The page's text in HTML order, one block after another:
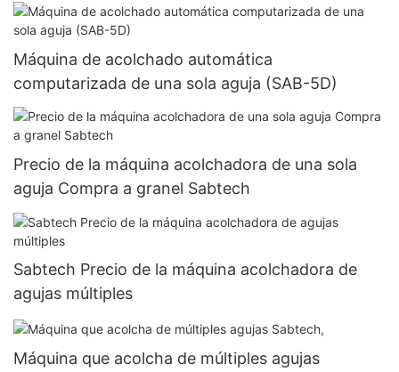
Máquina de acolchado automática
computarizada de una sola aguja (SAB-5D)
Precio de la máquina acolchadora de una sola
aguja Compra a granel Sabtech
Sabtech Precio de la máquina acolchadora de
agujas múltiples
Máquina que acolcha de múltiples agujas